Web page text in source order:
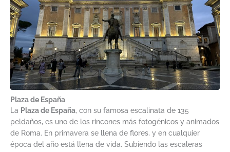
Plaza de España
La Plaza de España, con su famosa escalinata de 135
peldaños, es uno de los rincones más fotogénicos y animados
de Roma. En primavera se llena de flores, y en cualquier
época del año está llena de vida. Subiendo las escaleras